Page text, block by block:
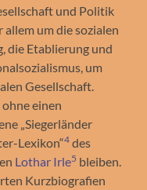
und Politik
um die sozialen
die Etablierung und
um
Gesellschaft.
einen
„Sie­gerländer
Lexikon“4 des
Lothar Irle5 bleiben.
Kurzbiografien